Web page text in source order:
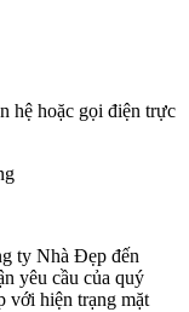
hệ hoặc gọi điện trực
ty Nhà Đẹp đến
yêu cầu của quý
với hiện trạng mặt